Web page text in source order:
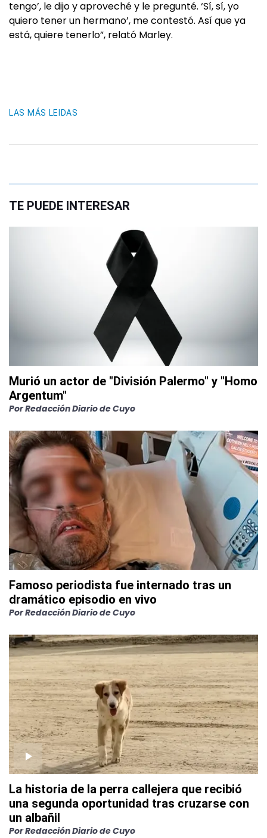
tengo’, le dijo y aproveché y le pregunté. ‘Sí, sí, yo
quiero tener un hermano’, me contestó. Así que ya
está, quiere tenerlo”, relató Marley.
LAS MÁS LEIDAS
TE PUEDE INTERESAR
Murió un actor de "División Palermo" y "Homo
Argentum"
PorRedacción Diario de Cuyo
Famoso periodista fue internado tras un
dramático episodio en vivo
PorRedacción Diario de Cuyo
La historia de la perra callejera que recibió
una segunda oportunidad tras cruzarse con
un albañil
PorRedacción Diario de Cuyo